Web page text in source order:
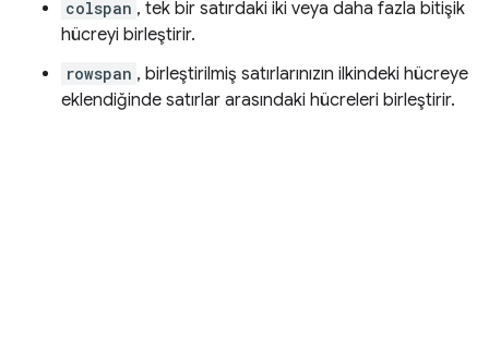
colspan , tek bir satırdaki iki veya daha fazla bitişik
hücreyi birleştirir.
rowspan , birleştirilmiş satırlarınızın ilkindeki hücreye
eklendiğinde satırlar arasındaki hücreleri birleştirir.